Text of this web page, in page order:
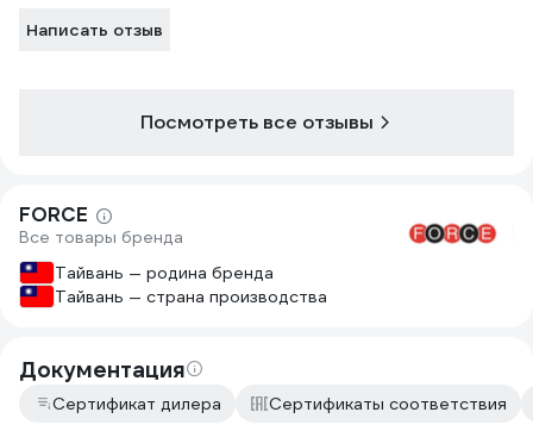
Написать отзыв
Посмотреть все отзывы
FORCE
Все товары бренда
Тайвань — родина бренда
Тайвань — страна производства
Документация
Сертификат дилера Сертификаты соответствия